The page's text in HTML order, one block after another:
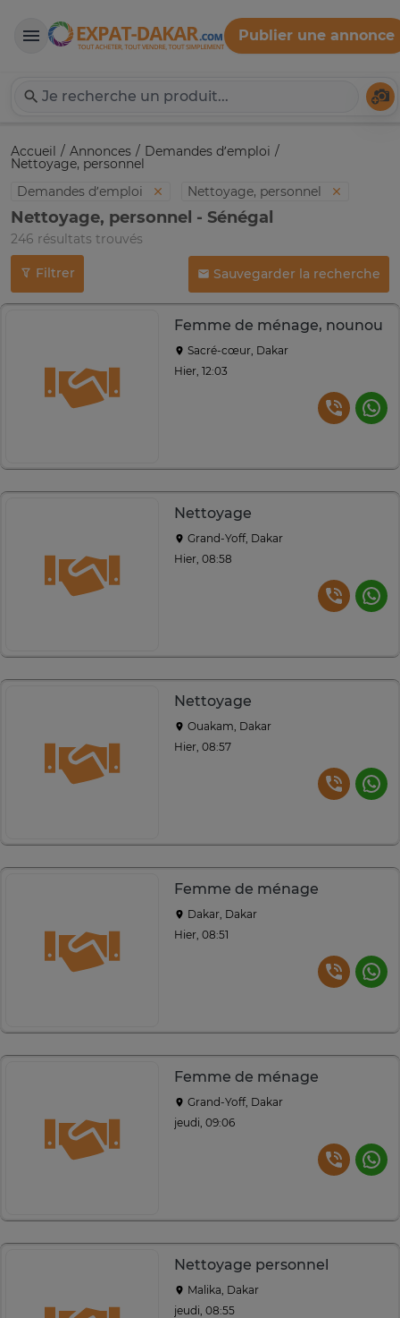
Expat-Dakar
Publier une annonce
Accueil Annonces Demandes d’emploi
Nettoyage, personnel
Demandes d’emploi
Nettoyage, personnel
Nettoyage, personnel - Sénégal
246 résultats trouvés
Filtrer Sauvegarder la recherche
Femme de ménage, nounou
Sacré-cœur, Dakar
Hier, 12:03
Nettoyage
Grand-Yoff, Dakar
Hier, 08:58
Nettoyage
Ouakam, Dakar
Hier, 08:57
Femme de ménage
Dakar, Dakar
Hier, 08:51
Femme de ménage
Grand-Yoff, Dakar
jeudi, 09:06
Nettoyage personnel
Malika, Dakar
jeudi, 08:55